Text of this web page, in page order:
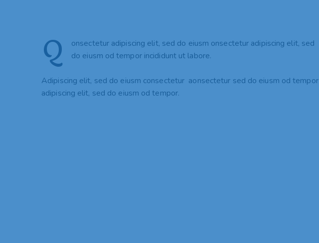
Q
onsectetur adipiscing elit, sed do eiusm onsectetur adipiscing elit, sed
do eiusm od tempor incididunt ut labore.
Adipiscing elit, sed do eiusm consectetur aonsectetur sed do eiusm od tempor
adipiscing elit, sed do eiusm od tempor.